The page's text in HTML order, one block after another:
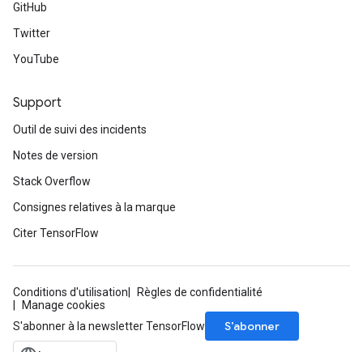
GitHub
Twitter
YouTube
Support
Outil de suivi des incidents
Notes de version
Stack Overflow
Consignes relatives à la marque
Citer TensorFlow
Conditions d'utilisation
Règles de confidentialité
Manage cookies
S'abonner à la newsletter TensorFlow
S’abonner